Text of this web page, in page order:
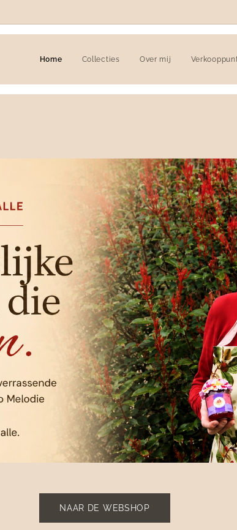
Home Collecties Over mij
NAAR DE WEBSHOP